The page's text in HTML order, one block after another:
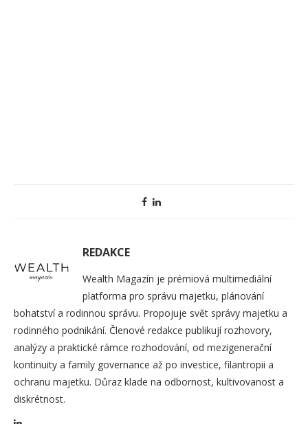
REDAKCE
Wealth Magazín je prémiová multimediální
platforma pro správu majetku, plánování
bohatství a rodinnou správu. Propojuje svět správy majetku a
rodinného podnikání. Členové redakce publikují rozhovory,
analýzy a praktické rámce rozhodování, od mezigenerační
kontinuity a family governance až po investice, filantropii a
ochranu majetku. Důraz klade na odbornost, kultivovanost a
diskrétnost.